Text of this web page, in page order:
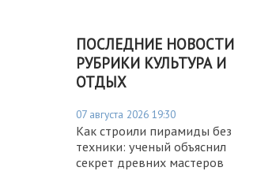
ПОСЛЕДНИЕ НОВОСТИ
РУБРИКИ КУЛЬТУРА И
ОТДЫХ
07 августа 2026 19:30
Как строили пирамиды без
техники: ученый объяснил
секрет древних мастеров